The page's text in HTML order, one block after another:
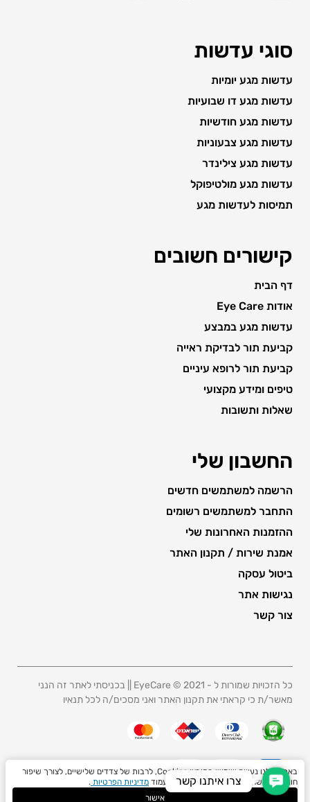
סוגי עדשות
עדשות מגע יומיות
עדשות מגע דו שבועיות
עדשות מגע חודשיות
עדשות מגע צבעוניות
עדשות מגע צילינדר
עדשות מגע מולטיפוקל
תמיסות לעדשות מגע
קישורים חשובים
דף הבית
אודות Eye Care
עדשות מגע במבצע
קביעת תור לבדיקת ראייה
קביעת תור לרופא עיניים
טיפים ומידע מקצועי
שאלות ותשובות
החשבון שלי
הרשמה למשתמשים חדשים
התחבר למשתמשים רשומים
ההזמנות האחרונות שלי
אמנת שירות / תקנון האתר
ביטול עסקה
נגישות אתר
צור קשר
כל הזכויות שמורות ל - 2021 © EyeCare || בכניסתי לאתר זה הנני
מאשר/ת כי קראתי את תקנון האתר ואני מסכים/ה לכל תנאיו
באתר שלנו נעשה שימוש בקובצי Cookies, לרבות של צדדים שלישיים, לצורך שיפור
חוויית הגלישה. ניתן לקרוא מידע נוסף בעמוד מדיניות הפרטיות .
אישור
Contact Usצרו איתנו קשר